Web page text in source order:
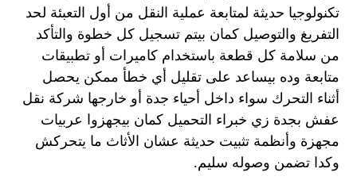
تكنولوجيا حديثة لمتابعة عملية النقل من أول التعبئة لحد
التفريغ والتوصيل كمان بيتم تسجيل كل خطوة والتأكد
من سلامة كل قطعة باستخدام كاميرات أو تطبيقات
متابعة وده بيساعد على تقليل أي خطأ ممكن يحصل
أثناء التحرك سواء داخل أحياء جدة أو خارجها شركة نقل
عفش بجدة زي خبراء التحميل كمان بيجهزوا عربيات
مجهزة وأنظمة تثبيت حديثة عشان الأثاث ما يتحركش
وكدا تضمن وصوله سليم.